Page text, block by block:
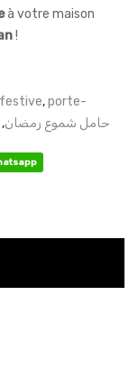
à votre maison
!
,porte-
حامل شموع رمضان,